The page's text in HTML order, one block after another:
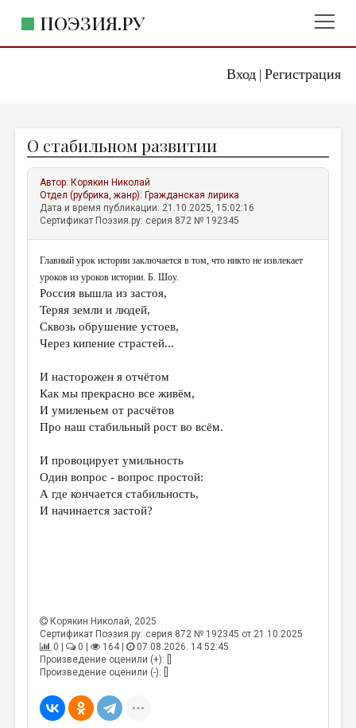
Вход| Регистрация
ПОЭЗИЯ.РУ
ЖАНРЫ
АВТОРЫ
КОММЕНТАРИИ
ЛИТСАЛОН
НОВОСТИ
ПРАВИЛА САЙТА
ОТДЕЛЫ И РУБРИКИ
ИЗБРАННОЕ
ДАЙДЖЕСТ
ПРОИЗВЕДЕНИЯ
ПЕРЕВОДЫ
КОНКУРСЫ
ДЕТСКАЯ КОМНАТА
КНИЖНАЯ ПОЛКА
КОЛОНКА РЕДАКТОРА
РЕДКОЛЛЕГИЯ
МАЛАЯ ПРОЗА
О стабильном развитии
Автор: Корякин Николай
Отдел (рубрика, жанр): Гражданская лирика
Дата и время публикации: 21.10.2025, 15:02:16
Сертификат Поэзия.ру: серия 872 № 192345
Главный урок истории заключается в том, что никто не извлекает
уроков из уроков истории. Б. Шоу.
Россия вышла из застоя,
Теряя земли и людей,
Сквозь обрушение устоев,
Через кипение страстей...
И насторожен я отчётом
Как мы прекрасно все живём,
И умиленьем от расчётов
Про наш стабильный рост во всём.
И провоцирует умильность
Один вопрос - вопрос простой:
А где кончается стабильность,
И начинается застой?
Корякин Николай, 2025
Сертификат Поэзия.ру: серия 872 № 192345 от 21.10.2025
0 |
0 | 164 |
07.08.2026. 14:52:45
Произведение оценили (+): []
Произведение оценили (-): []